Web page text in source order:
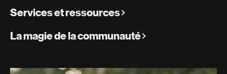
Services et ressources
La magie de la communauté